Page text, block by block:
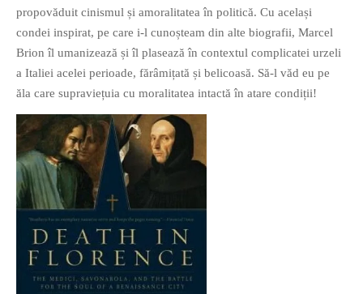
propovăduit cinismul și amoralitatea în politică. Cu același
condei inspirat, pe care i-l cunoșteam din alte biografii, Marcel
Brion îl umanizează și îl plasează în contextul complicatei urzeli
a Italiei acelei perioade, fărâmițată și belicoasă. Să-l văd eu pe
ăla care supraviețuia cu moralitatea intactă în atare condiții!